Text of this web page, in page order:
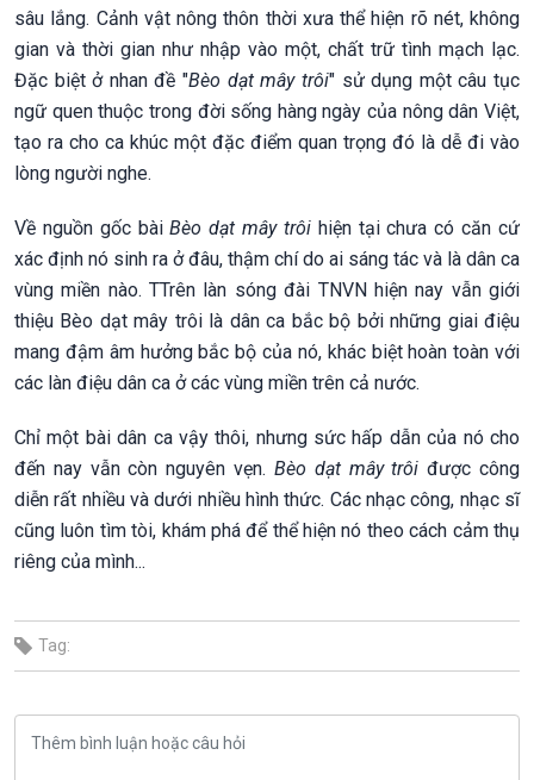
sâu lắng. Cảnh vật nông thôn thời xưa thể hiện rõ nét, không
gian và thời gian như nhập vào một, chất trữ tình mạch lạc.
Đặc biệt ở nhan đề "Bèo dạt mây trôi" sử dụng một câu tục
ngữ quen thuộc trong đời sống hàng ngày của nông dân Việt,
tạo ra cho ca khúc một đặc điểm quan trọng đó là dễ đi vào
lòng người nghe.
Về nguồn gốc bàiBèo dạt mây trôihiện tại chưa có căn cứ
xác định nó sinh ra ở đâu, thậm chí do ai sáng tác và là dân ca
vùng miền nào. TTrên làn sóng đài TNVN hiện nay vẫn giới
thiệu Bèo dạt mây trôi là dân ca bắc bộ bởi những giai điệu
mang đậm âm hưởng bắc bộ của nó, khác biệt hoàn toàn với
các làn điệu dân ca ở các vùng miền trên cả nước.
Chỉ một bài dân ca vậy thôi, nhưng sức hấp dẫn của nó cho
đến nay vẫn còn nguyên vẹn. Bèo dạt mây trôi được công
diễn rất nhiều và dưới nhiều hình thức. Các nhạc công, nhạc sĩ
cũng luôn tìm tòi, khám phá để thể hiện nó theo cách cảm thụ
riêng của mình...
Tag: